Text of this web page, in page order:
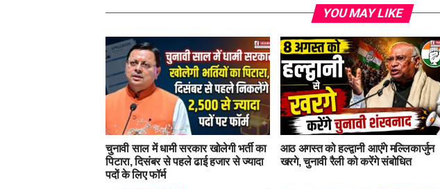
YOU MAY LIKE
चुनावी साल में धामी सरकार खोलेगी भर्ती का
पिटारा, दिसंबर से पहले ढाई हजार से ज्यादा
पदों के लिए फॉर्म
आठ अगस्त को हल्द्वानी आएंगे मल्लिकार्जुन
खरगे, चुनावी रैली को करेंगे संबोधित